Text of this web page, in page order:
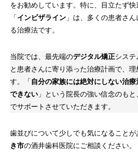
をお勧めしています。特に、目立たず快
「インビザライン 」は、多くの患者さ
る治療法です。
当院では、最先端のデジタル矯正シス
と患者さんに寄り添った治療計画で、
す。「自分の家族には絶対にしない治
できない 」という院長の強い信念のも
でサポートさせていただきます。
歯並びについて少しでも気になることが
き市の酒井歯科医院にご相談ください。